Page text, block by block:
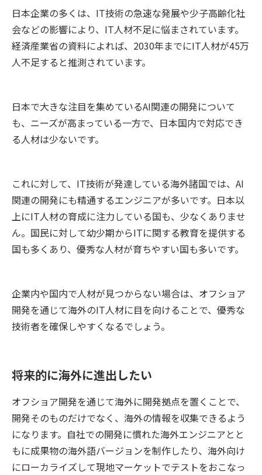
日本企業の多くは、IT技術の急速な発展や少子高齢化社
会などの影響により、IT人材不足に悩まされています。
経済産業省の資料によれば、2030年までにIT人材が45万
人不足すると推測されています。
日本で大きな注目を集めているAI関連の開発について
も、ニーズが高まっている一方で、日本国内で対応でき
る人材は少ないです。
これに対して、IT技術が発達している海外諸国では、AI
関連の開発にも精通するエンジニアが多いです。日本以
上にIT人材の育成に注力している国も、少なくありませ
ん。国民に対して幼少期からITに関する教育を提供する
国も多くあり、優秀な人材が育ちやすい国も多いです。
企業内や国内で人材が見つからない場合は、オフショア
開発を通じて海外のIT人材に目を向けることで、優秀な
技術者を確保しやすくなるでしょう。
将来的に海外に進出したい
オフショア開発を通じて海外に開発拠点を置くことで、
開発そのものだけでなく、海外の情報を収集できるよう
になります。自社での開発に慣れた海外エンジニアとと
もに成果物の海外語バージョンを制作したり、海外向け
にローカライズして現地マーケットでテストをおこなっ